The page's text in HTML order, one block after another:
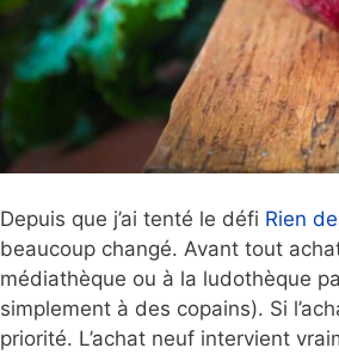
Depuis que j’ai tenté le défi Rien
beaucoup changé. Avant tout
médiathèque ou à la ludothèque
simplement à des copains). Si
priorité. L’achat neuf intervient